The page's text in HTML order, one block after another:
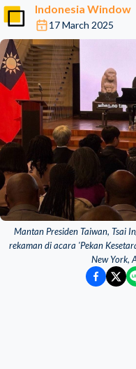
Indonesia Window
17 March 2025
Mantan Presiden Taiwan, Tsai
rekaman di acara 'Pekan
New York,